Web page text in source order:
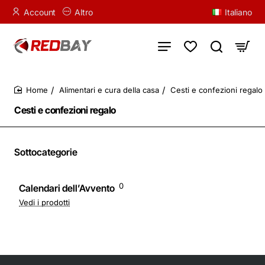
Account Altro Italiano
Cesti e confezioni regalo
Alimentari e cura della casa Cesti e confezioni regalo
Sottocategorie
Calendari dell’Avvento 0
Vedi i prodotti